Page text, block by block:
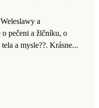
a
pečeni a žlčníku, o
a mysle??. Krásne...